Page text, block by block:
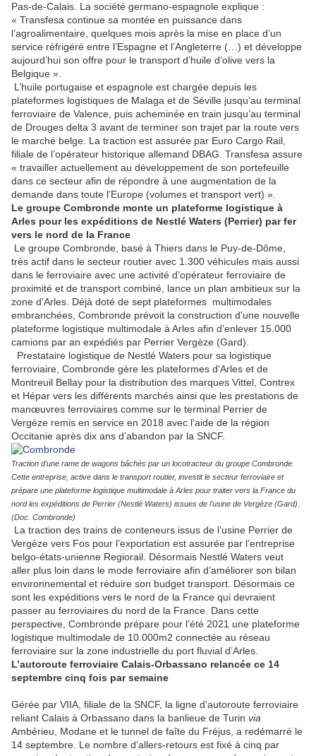
Pas-de-Calais. La société germano-espagnole explique :
« Transfesa continue sa montée en puissance dans
l’agroalimentaire, quelques mois après la mise en place d’un
service réfrigéré entre l’Espagne et l’Angleterre (…) et développe
aujourd’hui son offre pour le transport d’huile d’olive vers la
Belgique ».
L’huile portugaise et espagnole est chargée depuis les
plateformes logistiques de Malaga et de Séville jusqu’au terminal
ferroviaire de Valence, puis acheminée en train jusqu’au terminal
de Drouges delta 3 avant de terminer son trajet par la route vers
le marché belge. La traction est assurée par Euro Cargo Rail,
filiale de l’opérateur historique allemand DBAG. Transfesa assure
« travailler actuellement au développement de son portefeuille
dans ce secteur afin de répondre à une augmentation de la
demande dans toute l’Europe (volumes et transport vert) ».
Le groupe Combronde monte un plateforme logistique à
Arles pour les expéditions de Nestlé Waters (Perrier) par fer
vers le nord de la France
Le groupe Combronde, basé à Thiers dans le Puy-de-Dôme,
très actif dans le secteur routier avec 1.300 véhicules mais aussi
dans le ferroviaire avec une activité d’opérateur ferroviaire de
proximité et de transport combiné, lance un plan ambitieux sur la
zone d’Arles. Déjà doté de sept plateformes multimodales
embranchées, Combronde prévoit la construction d'une nouvelle
plateforme logistique multimodale à Arles afin d’enlever 15.000
camions par an expédiés par Perrier Vergèze (Gard).
Prestataire logistique de Nestlé Waters pour sa logistique
ferroviaire, Combronde gère les plateformes d'Arles et de
Montreuil Bellay pour la distribution des marques Vittel, Contrex
et Hépar vers les différents marchés ainsi que les prestations de
manœuvres ferroviaires comme sur le terminal Perrier de
Vergèze remis en service en 2018 avec l’aide de la région
Occitanie après dix ans d’abandon par la SNCF.
Traction d'une rame de wagons bâchés par un locotracteur du groupe Combronde.
Cette entreprise, active dans le transport routier, investit le secteur ferroviaire et
prépare une plateforme logistique multimodale à Arles pour traiter vers la France du
nord les expéditions de Perrier (Nestlé Waters) issues de l'usine de Vergèze (Gard).
(Doc. Combronde)
La traction des trains de conteneurs issus de l’usine Perrier de
Vergèze vers Fos pour l’exportation est assurée par l’entreprise
belgo-états-unienne Regiorail. Désormais Nestlé Waters veut
aller plus loin dans le mode ferroviaire afin d’améliorer son bilan
environnemental et réduire son budget transport. Désormais ce
sont les expéditions vers le nord de la France qui devraient
passer au ferroviaires du nord de la France. Dans cette
perspective, Combronde prépare pour l’été 2021 une plateforme
logistique multimodale de 10.000m2 connectée au réseau
ferroviaire sur la zone industrielle du port fluvial d’Arles.
L’autoroute ferroviaire Calais-Orbassano relancée ce 14
septembre cinq fois par semaine
Gérée par VIIA, filiale de la SNCF, la ligne d’autoroute ferroviaire
reliant Calais à Orbassano dans la banlieue de Turin via
Ambérieu, Modane et le tunnel de faîte du Fréjus, a redémarré le
14 septembre. Le nombre d’allers-retours est fixé à cinq par